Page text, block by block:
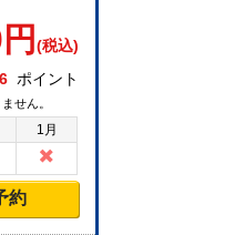
円 (税込)
ポイント
せん。
1月
約